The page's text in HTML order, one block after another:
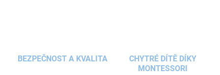
BEZPEČNOST A KVALITA
CHYTRÉ DÍTĚ DÍKY
MONTESSORI